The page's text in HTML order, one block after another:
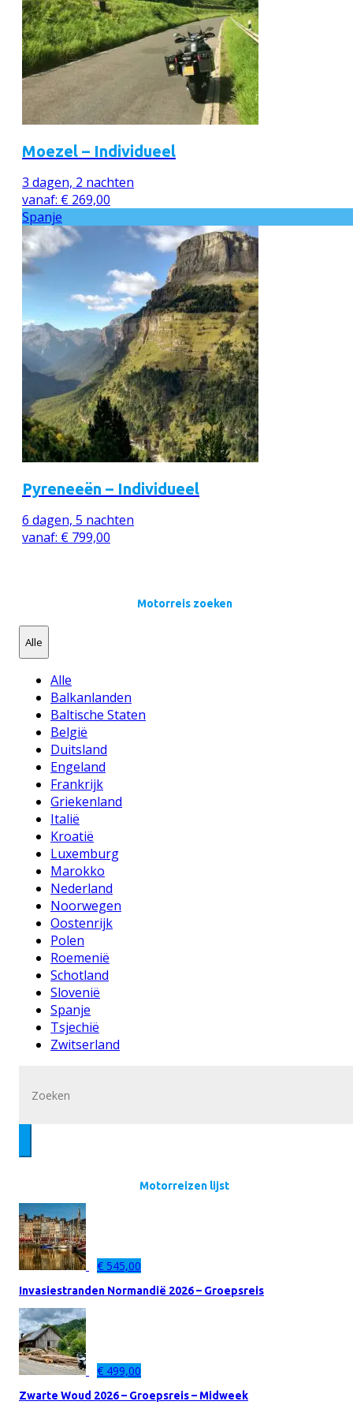
Moezel – Individueel
3 dagen, 2 nachten
vanaf: € 269,00
Spanje
Pyreneeën – Individueel
6 dagen, 5 nachten
vanaf: € 799,00
Motorreis zoeken
Alle
Alle
Balkanlanden
Baltische Staten
België
Duitsland
Engeland
Frankrijk
Griekenland
Italië
Kroatië
Luxemburg
Marokko
Nederland
Noorwegen
Oostenrijk
Polen
Roemenië
Schotland
Slovenië
Spanje
Tsjechië
Zwitserland
Motorreizen lijst
€ 545,00
Invasiestranden Normandië 2026 – Groepsreis
€ 499,00
Zwarte Woud 2026 – Groepsreis – Midweek